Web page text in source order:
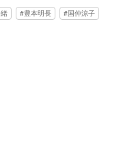
豊本明長
国仲涼子